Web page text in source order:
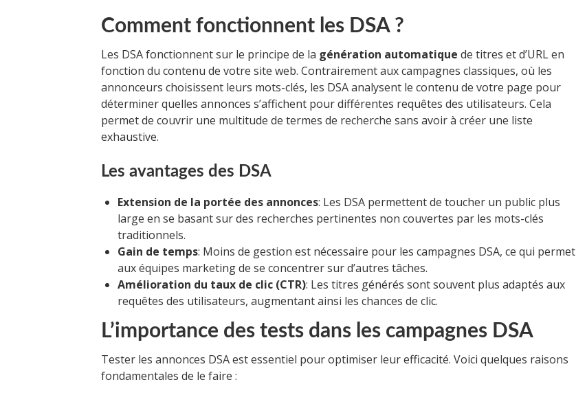
Comment fonctionnent les DSA ?
Les DSA fonctionnent sur le principe de la génération automatique de titres et d’URL en
fonction du contenu de votre site web. Contrairement aux campagnes classiques, où les
annonceurs choisissent leurs mots-clés, les DSA analysent le contenu de votre page pour
déterminer quelles annonces s’affichent pour différentes requêtes des utilisateurs. Cela
permet de couvrir une multitude de termes de recherche sans avoir à créer une liste
exhaustive.
Les avantages des DSA
Extension de la portée des annonces: Les DSA permettent de toucher un public plus
large en se basant sur des recherches pertinentes non couvertes par les mots-clés
traditionnels.
Gain de temps: Moins de gestion est nécessaire pour les campagnes DSA, ce qui permet
aux équipes marketing de se concentrer sur d’autres tâches.
Amélioration du taux de clic (CTR): Les titres générés sont souvent plus adaptés aux
requêtes des utilisateurs, augmentant ainsi les chances de clic.
L’importance des tests dans les campagnes DSA
Tester les annonces DSA est essentiel pour optimiser leur efficacité. Voici quelques raisons
fondamentales de le faire :